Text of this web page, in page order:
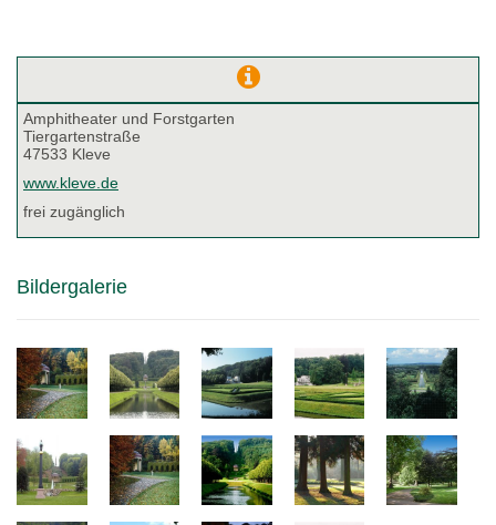
Amphitheater und Forstgarten
Tiergartenstraße
47533 Kleve
www.kleve.de
frei zugänglich
Bildergalerie